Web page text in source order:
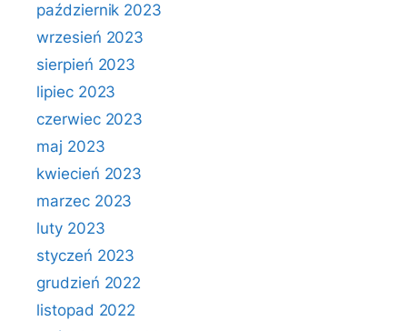
październik 2023
wrzesień 2023
sierpień 2023
lipiec 2023
czerwiec 2023
maj 2023
kwiecień 2023
marzec 2023
luty 2023
styczeń 2023
grudzień 2022
listopad 2022